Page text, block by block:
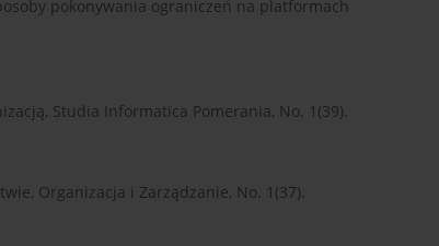
pokonywania ograniczeń na platformach
Studia Informatica Pomerania, No. 1(39).
Organizacja i Zarządzanie, No. 1(37).